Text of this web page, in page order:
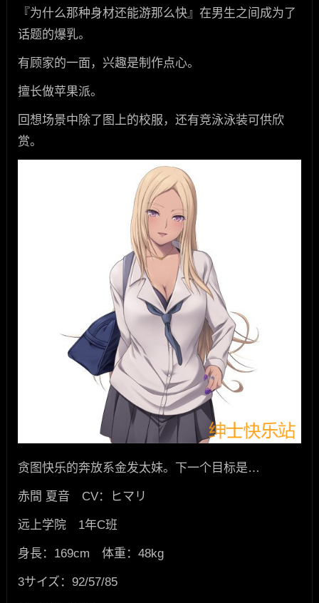
『为什么那种身材还能游那么快』在男生之间成为了
话题的爆乳。
有顾家的一面，兴趣是制作点心。
擅长做苹果派。
回想场景中除了图上的校服，还有竞泳泳装可供欣
赏。
贪图快乐的奔放系金发太妹。下一个目标是…
赤間 夏音 CV：ヒマリ
远上学院 1年C班
身長：169cm 体重：48kg
3サイズ：92/57/85